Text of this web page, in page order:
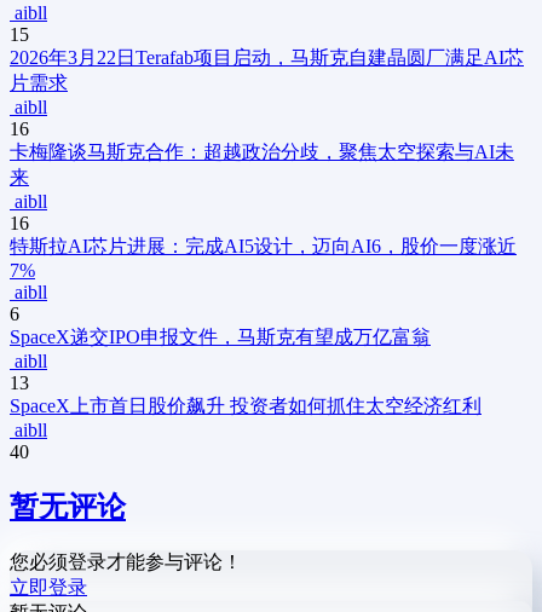
aibll
15
2026年3月22日Terafab项目启动，马斯克自建晶圆厂满足AI芯
片需求
aibll
16
卡梅隆谈马斯克合作：超越政治分歧，聚焦太空探索与AI未
来
aibll
16
特斯拉AI芯片进展：完成AI5设计，迈向AI6，股价一度涨近
7%
aibll
6
SpaceX递交IPO申报文件，马斯克有望成万亿富翁
aibll
13
SpaceX上市首日股价飙升 投资者如何抓住太空经济红利
aibll
40
暂无评论
您必须登录才能参与评论！
立即登录